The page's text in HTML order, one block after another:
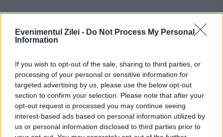
Evenimentul Zilei - Do Not Process My Personal
Information
If you wish to opt-out of the sale, sharing to third parties, or
processing of your personal or sensitive information for
targeted advertising by us, please use the below opt-out
section to confirm your selection. Please note that after your
opt-out request is processed you may continue seeing
interest-based ads based on personal information utilized by
us or personal information disclosed to third parties prior to
Durată: 1h30min, pentru adulți și copii
Miercuri, 6 noiembrie, ora 11.00 Duminică, 17
noiembrie, ora 11.00 Duminică, 24
noiembrie, ora 11.00 Miercuri, 27 noiembrie,